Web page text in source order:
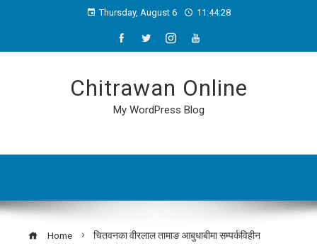
Thursday, August 6 11:44:28
Chitrawan Online
My WordPress Blog
Home चितवनका वीरलाल तामाङ आबुधाबीमा सम्पर्कविहीन